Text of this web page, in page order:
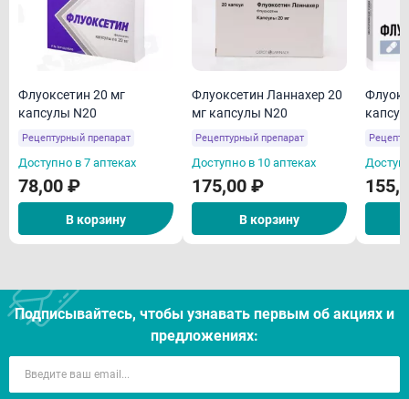
Флуоксетин 20 мг
капсулы N20
Рецептурный препарат
Доступно в 7 аптеках
78,00 ₽
В корзину
Флуоксетин Ланнахер 20
мг капсулы N20
Рецептурный препарат
Доступно в 10 аптеках
175,00 ₽
В корзину
Подписывайтесь, чтобы узнавать первым об акцияx и
предложениях: